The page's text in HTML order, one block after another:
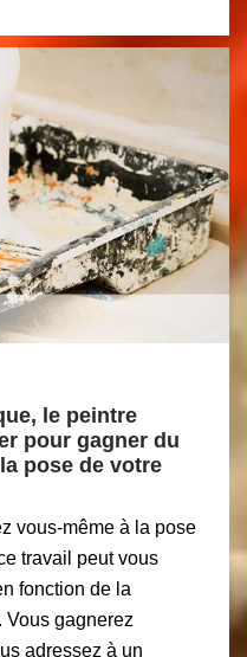
le peintre
pour gagner du
pose de votre
vous-même à la pose
travail peut vous
fonction de la
Vous gagnerez
adressez à un